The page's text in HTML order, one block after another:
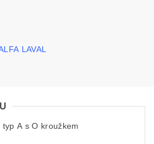
LAVAL
A s O kroužkem